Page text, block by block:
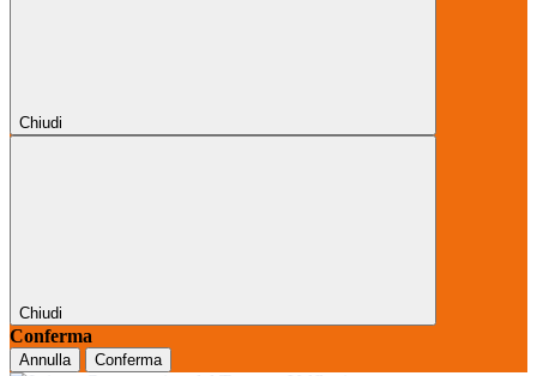
Chiudi
Chiudi
Conferma
Annulla Conferma